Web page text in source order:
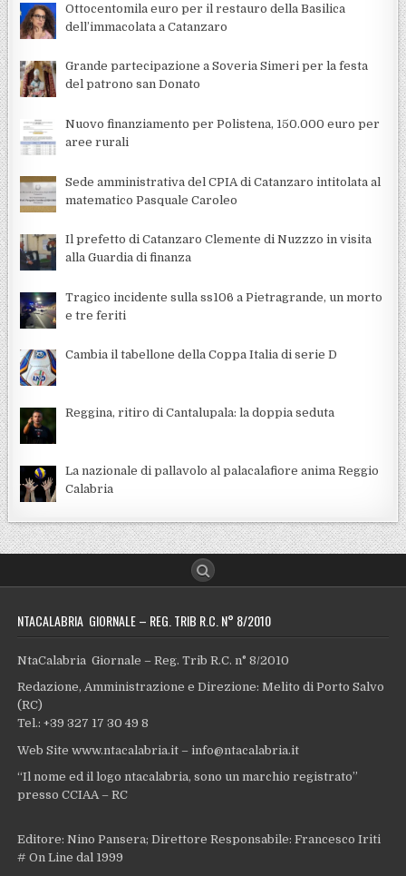
Ottocentomila euro per il restauro della Basilica
dell’immacolata a Catanzaro
Grande partecipazione a Soveria Simeri per la festa
del patrono san Donato
Nuovo finanziamento per Polistena, 150.000 euro per
aree rurali
Sede amministrativa del CPIA di Catanzaro intitolata al
matematico Pasquale Caroleo
Il prefetto di Catanzaro Clemente di Nuzzzo in visita
alla Guardia di finanza
Tragico incidente sulla ss106 a Pietragrande, un morto
e tre feriti
Cambia il tabellone della Coppa Italia di serie D
Reggina, ritiro di Cantalupala: la doppia seduta
La nazionale di pallavolo al palacalafiore anima Reggio
Calabria
NTACALABRIA GIORNALE – REG. TRIB R.C. N° 8/2010
NtaCalabria Giornale – Reg. Trib R.C. n° 8/2010
Redazione, Amministrazione e Direzione: Melito di Porto Salvo
(RC)
Tel.: +39 327 17 30 49 8
Web Site www.ntacalabria.it – info@ntacalabria.it
“Il nome ed il logo ntacalabria, sono un marchio registrato”
presso CCIAA – RC
Editore: Nino Pansera; Direttore Responsabile: Francesco Iriti
# On Line dal 1999